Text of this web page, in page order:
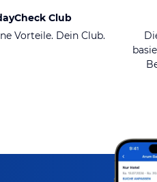
Club
Vorteile. Dein Club.